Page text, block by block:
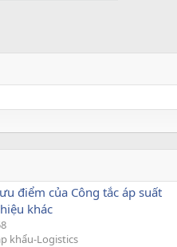
điểm của Công tắc áp suất
khác
khẩu-Logistics